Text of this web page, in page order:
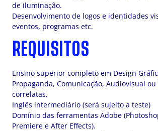
de iluminação.
Desenvolvimento de logos e identidades
eventos, programas etc.
REQUISITOS
Ensino superior completo em Design
Propaganda, Comunicação, Audiovisual ou
correlatas.
Inglês intermediário (será sujeito a teste)
Domínio das ferramentas Adobe
Premiere e After Effects).